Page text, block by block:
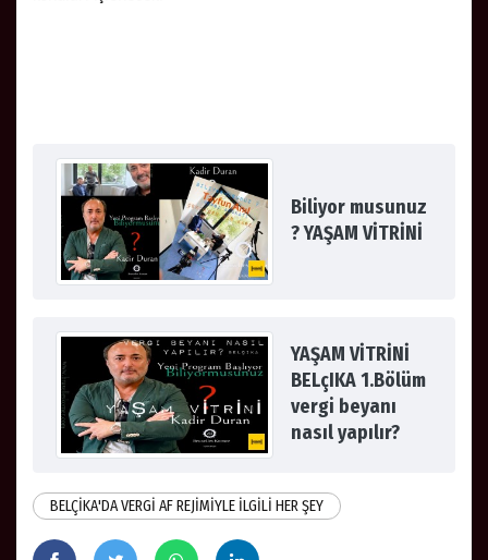
Biliyor musunuz
? YAŞAM VİTRİNİ
YAŞAM VİTRİNİ
BELçIKA 1.Bölüm
vergi beyanı
nasıl yapılır?
BELÇİKA'DA VERGİ AF REJİMİYLE İLGİLİ HER ŞEY